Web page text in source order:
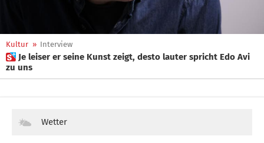
Kultur » Interview
 Je leiser er seine Kunst zeigt, desto lauter spricht Edo Avi
zu uns
Wetter